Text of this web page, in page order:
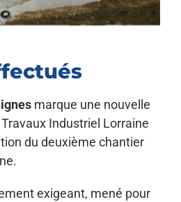
marque une nouvelle
Industriel Lorraine
du deuxième chantier
exigeant, mené pour